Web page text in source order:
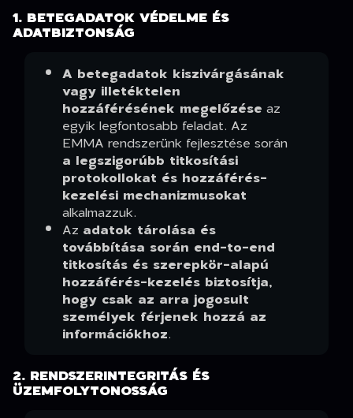
1. BETEGADATOK VÉDELME ÉS
ADATBIZTONSÁG
A betegadatok kiszivárgásának
vagy illetéktelen
hozzáférésének megelőzése az
egyik legfontosabb feladat. Az
EMMA rendszerünk fejlesztése során
a legszigorúbb titkosítási
protokollokat és hozzáférés-
kezelési mechanizmusokat
alkalmazzuk.
Az adatok tárolása és
továbbítása során end-to-end
titkosítás és szerepkör-alapú
hozzáférés-kezelés biztosítja,
hogy csak az arra jogosult
személyek férjenek hozzá az
információkhoz.
2. RENDSZERINTEGRITÁS ÉS
ÜZEMFOLYTONOSSÁG